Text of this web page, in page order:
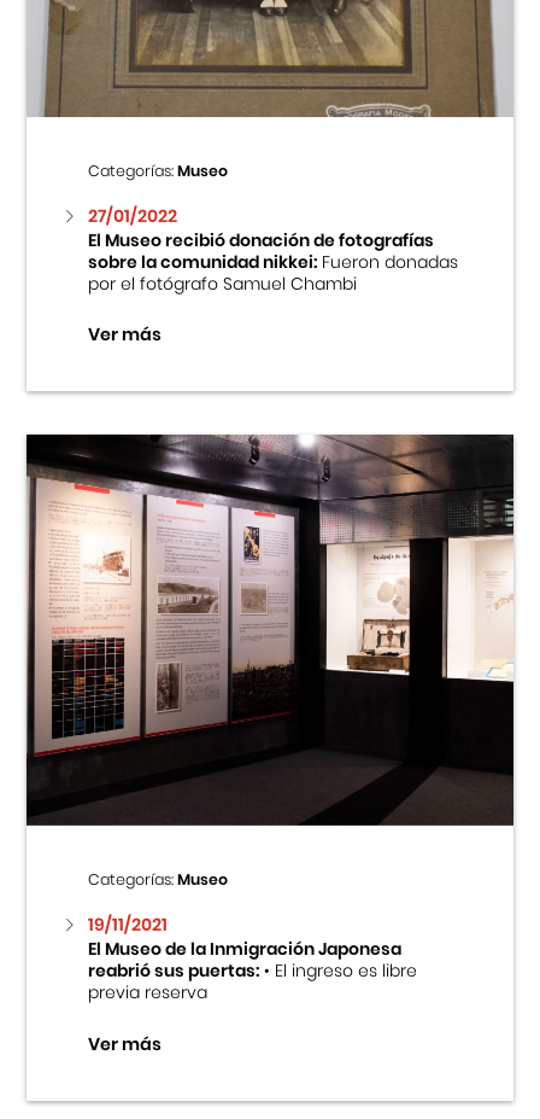
Centro Cultural Peruano Japonés
Museo de la Inmigración Japonesa
Fondo Editorial
Teatro Peruano Japonés
Categorías:Museo
27/01/2022
El Museo recibió donación de fotografías
sobre la comunidad nikkei:Fueron donadas
por el fotógrafo Samuel Chambi
Ver más
Categorías:Museo
19/11/2021
El Museo de la Inmigración Japonesa
reabrió sus puertas:• El ingreso es libre
previa reserva
Ver más